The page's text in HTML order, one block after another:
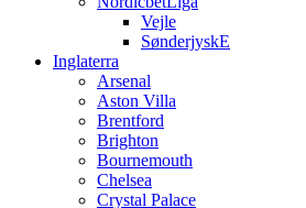
Vejle
SønderjyskE
Inglaterra
Arsenal
Aston Villa
Brentford
Brighton
Bournemouth
Chelsea
Crystal Palace